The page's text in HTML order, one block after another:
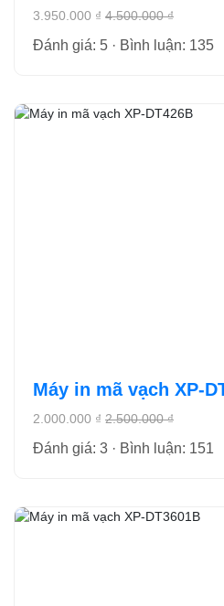
3.950.000 ₫ 4.500.000 ₫
Đánh giá: 5 · Bình luận: 135
Máy in mã vạch XP-
2.000.000 ₫ 2.500.000 ₫
Đánh giá: 3 · Bình luận: 151